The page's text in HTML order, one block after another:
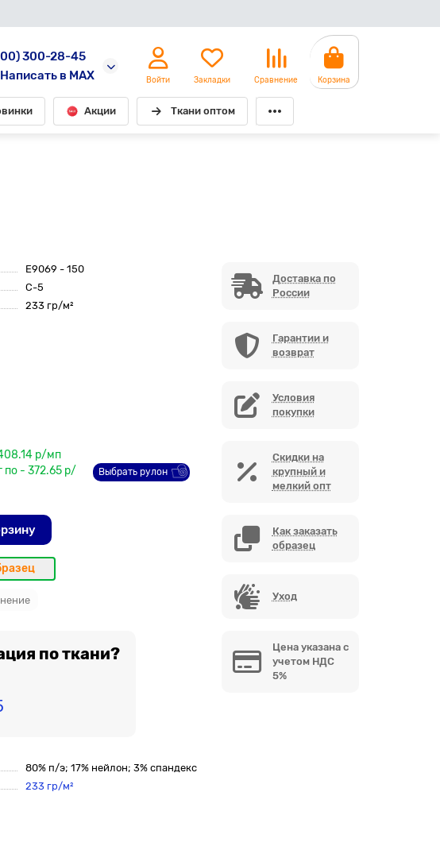
300-28-45
Написать в MAX
Войти Закладки Сравнение Корзина
Акции Ткани оптом
E9069 - 150
C-5
233 гр/м²
р/мп
по - 372.65 р/
Выбрать рулон
по ткани?
80% п/э; 17% нейлон; 3% спандекс
233 гр/м²
Доставка по
России
Гарантии и
возврат
Условия
покупки
Скидки на
крупный и
мелкий опт
Как заказать
образец
Уход
Цена указана с
учетом НДС
5%